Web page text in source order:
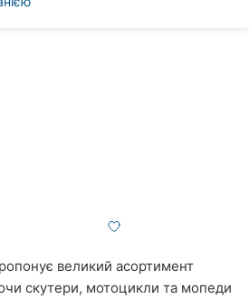
великий асортимент
скутери, мотоцикли та мопеди